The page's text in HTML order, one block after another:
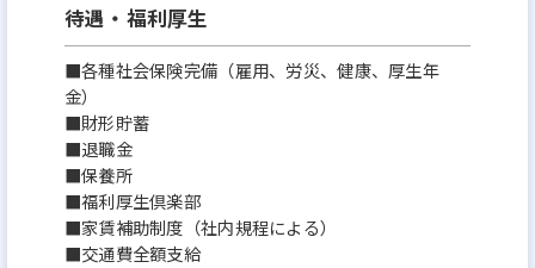
待遇・福利厚生
■各種社会保険完備（雇用、労災、健康、厚生年
金）
■財形貯蓄
■退職金
■保養所
■福利厚生倶楽部
■家賃補助制度（社内規程による）
■交通費全額支給